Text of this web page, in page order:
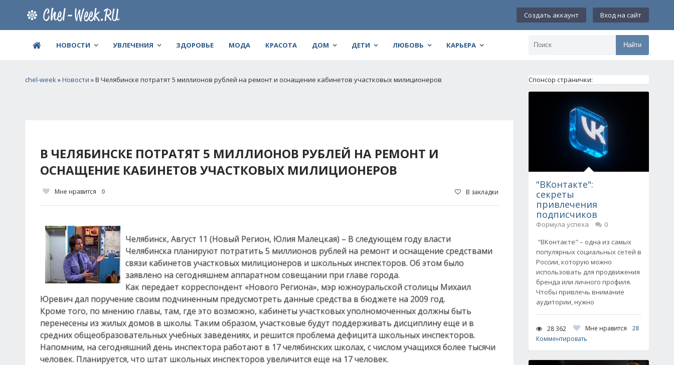
Создать аккаунт Вход на сайт
НОВОСТИ УВЛЕЧЕНИЯ ЗДОРОВЬЕ МОДА КРАСОТА ДОМ ДЕТИ ЛЮБОВЬ КАРЬЕРА Найти
chel-week»Новости » В Челябинске потратят 5 миллионов рублей на ремонт и оснащение кабинетов участковых милиционеров
В ЧЕЛЯБИНСКЕ ПОТРАТЯТ 5 МИЛЛИОНОВ РУБЛЕЙ НА РЕМОНТ И
ОСНАЩЕНИЕ КАБИНЕТОВ УЧАСТКОВЫХ МИЛИЦИОНЕРОВ
Мне нравится 0 В закладки
Челябинск, Август 11 (Новый Регион, Юлия Малецкая) – В следующем году власти
Челябинска планируют потратить 5 миллионов рублей на ремонт и оснащение средствами
связи кабинетов участковых милиционеров и школьных инспекторов. Об этом было
заявлено на сегодняшнем аппаратном совещании при главе города.
Как передает корреспондент «Нового Региона», мэр южноуральской столицы Михаил
Юревич дал поручение своим подчиненным предусмотреть данные средства в бюджете на 2009 год.
Кроме того, по мнению главы, там, где это возможно, кабинеты участковых уполномоченных должны быть
перенесены из жилых домов в школы. Таким образом, участковые будут поддерживать дисциплину еще и в
средних общеобразовательных учебных заведениях, и решится проблема дефицита школьных инспекторов.
Напомним, на сегодняшний день инспектора работают в 17 челябинских школах, с числом учащихся более тысячи
человек. Планируется, что штат школьных инспекторов увеличится еще на 17 человек.
Спонсор странички:
"ВКонтакте":
секреты
привлечения
подписчиков
Формула успеха
0
"ВКонтакте" – одна из самых
популярных социальных сетей в
России, которую можно
использовать для продвижения
бренда или личного профиля.
Чтобы привлечь внимание
аудитории, нужно
28 362 Мне нравится
28
Комментировать